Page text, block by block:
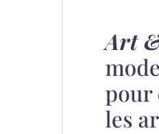
Art
pour
les